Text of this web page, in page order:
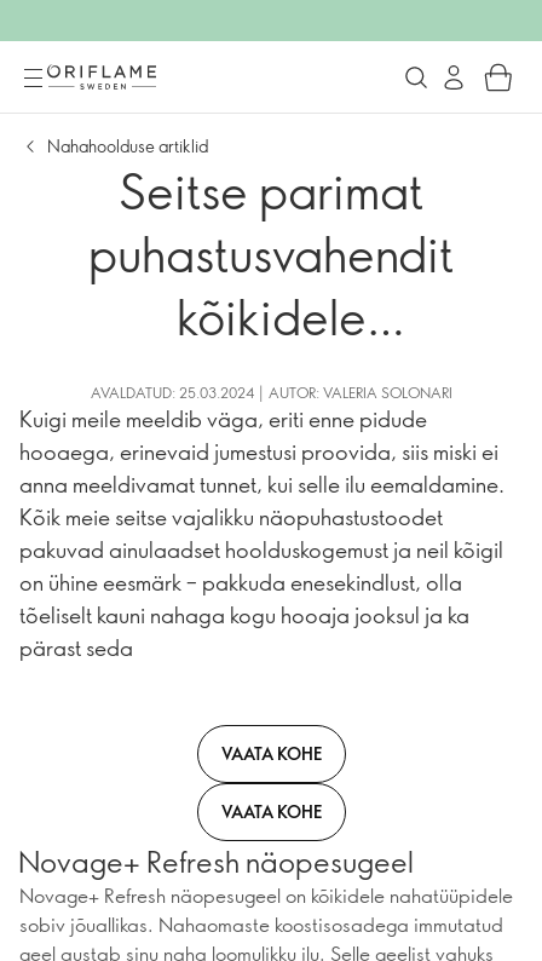
Nahahoolduse artiklid
Seitse parimat
puhastusvahendit
kõikidele
nahatüüpidele ja kuidas
neid valida
AVALDATUD: 25.03.2024 | AUTOR: VALERIA SOLONARI
Kuigi meile meeldib väga, eriti enne pidude
hooaega, erinevaid jumestusi proovida, siis miski ei
anna meeldivamat tunnet, kui selle ilu eemaldamine.
Kõik meie seitse vajalikku näopuhastustoodet
pakuvad ainulaadset hoolduskogemust ja neil kõigil
on ühine eesmärk – pakkuda enesekindlust, olla
tõeliselt kauni nahaga kogu hooaja jooksul ja ka
pärast seda
VAATA KOHE
VAATA KOHE
Novage+ Refresh näopesugeel
Novage+ Refresh näopesugeel on kõikidele nahatüüpidele
sobiv jõuallikas. Nahaomaste koostisosadega immutatud
geel austab sinu naha loomulikku ilu. Selle geelist vahuks